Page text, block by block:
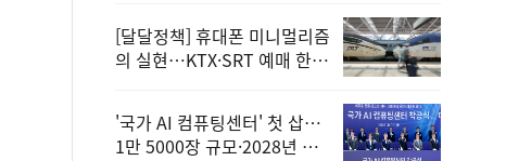
[달달정책] 휴대폰 미니멀리즘
의 실현…KTX·SRT 예매 한
'국가 AI 컴퓨팅센터' 첫 삽…
1만 5000장 규모·2028년 완